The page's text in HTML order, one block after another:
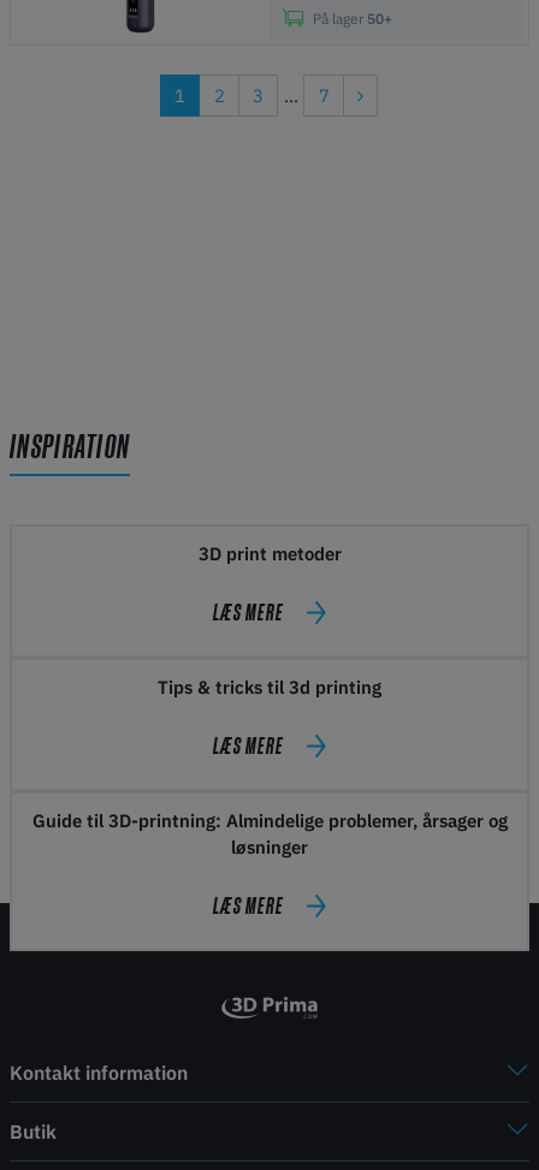
På lager 50+
1 2 3 ... 7
INSPIRATION
3D print metoder
LÆS MERE
Tips & tricks til 3d printing
LÆS MERE
Guide til 3D-printning: Almindelige problemer, årsager og
løsninger
LÆS MERE
Kontakt information
Butik